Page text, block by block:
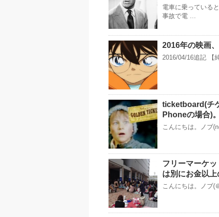
電車に乗っている
事故で電 …
2016年の映画
2016/04/16追記 【
ticketboard(チ
Phoneの場合)
こんにちは。ノブ
フリーマーケ
は別にお金以
こんにちは。ノブ(